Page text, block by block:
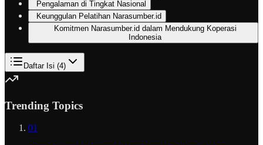
Pengalaman di Tingkat Nasional
Keunggulan Pelatihan Narasumber.id
Komitmen Narasumber.id dalam Mendukung Koperasi
Indonesia
Daftar Isi (4)
Trending Topics
01